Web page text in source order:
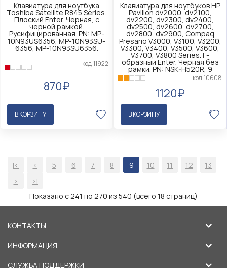
Клавиатура для ноутбука
Toshiba Satellite R845 Series.
Плоский Enter. Черная, с
черной рамкой.
Русифицированная. PN: MP-
10N93US6356, MP-10N93SU-
6356, MP-10N93SU6356.
код:11922
870₽
В КОРЗИНУ
Клавиатура для ноутбуков HP
Pavilion dv2000, dv2100,
dv2200, dv2300, dv2400,
dv2500, dv2600, dv2700,
dv2800, dv2900, Compaq
Presario V3000, V3100, V3200,
V3300, V3400, V3500, V3600,
V3700, V3800 Series. Г-
образный Enter. Черная без
рамки. PN: NSK-H520R, 9
код:10608
1120₽
В КОРЗИНУ
|< < 5 6 7 8 9 10 11 12
13
>
>|
Показано с 241 по 270 из 540 (всего 18 страниц)
КОНТАКТЫ
ИНФОРМАЦИЯ
СЛУЖБА ПОДДЕРЖКИ